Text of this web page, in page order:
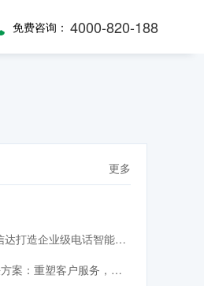
免费咨询： 4000-820-188
更多
话智能体与智能呼叫中心完整方案
客户服务，引领交互革命